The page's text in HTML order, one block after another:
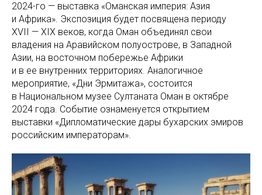
2024-го — выставка «Оманская империя: Азия
и Африка». Экспозиция будет посвящена периоду
XVII — XIX веков, когда Оман объединял свои
владения на Аравийском полуострове, в Западной
Азии, на восточном побережье Африки
и в ее внутренних территориях. Аналогичное
мероприятие, «Дни Эрмитажа», состоится
в Национальном музее Султаната Оман в октябре
2024 года. Событие ознаменуется открытием
выставки «Дипломатические дары бухарских эмиров
российским императорам».